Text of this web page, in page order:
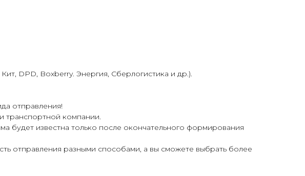
DPD, Boxberry. Энергия, Сберлогистика и др.).
отправления!
транспортной компании.
будет известна только после окончательного формирования
отправления разными способами, а вы сможете выбрать более